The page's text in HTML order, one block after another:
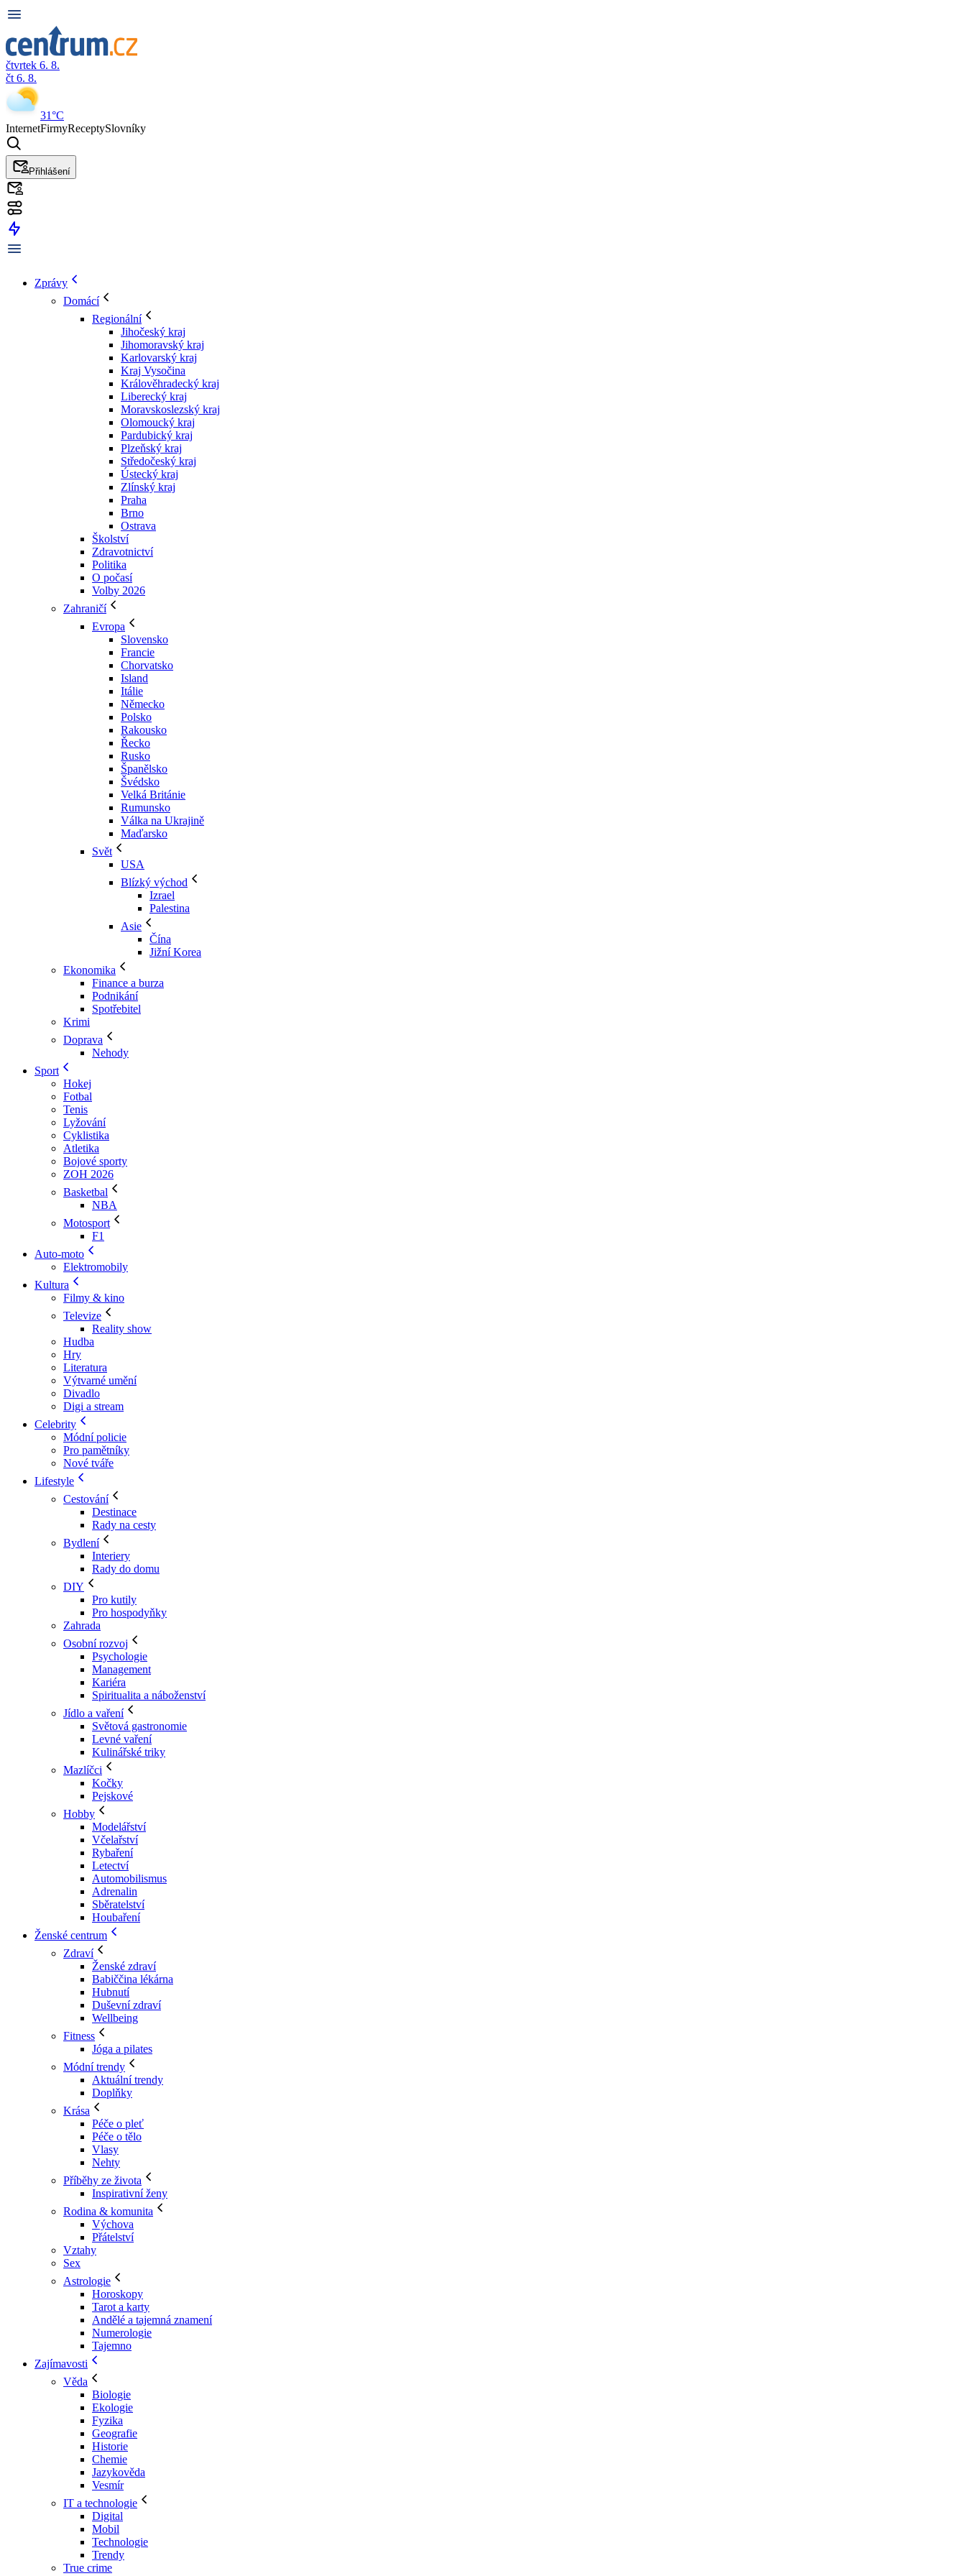
čtvrtek 6. 8.
čt 6. 8.
31°C
InternetFirmyReceptySlovníky
Přihlášení
Zprávy
Domácí
Regionální
Jihočeský kraj
Jihomoravský kraj
Karlovarský kraj
Kraj Vysočina
Králověhradecký kraj
Liberecký kraj
Moravskoslezský kraj
Olomoucký kraj
Pardubický kraj
Plzeňský kraj
Středočeský kraj
Ústecký kraj
Zlínský kraj
Praha
Brno
Ostrava
Školství
Zdravotnictví
Politika
O počasí
Volby 2026
Zahraničí
Evropa
Slovensko
Francie
Chorvatsko
Island
Itálie
Německo
Polsko
Rakousko
Řecko
Rusko
Španělsko
Švédsko
Velká Británie
Rumunsko
Válka na Ukrajině
Maďarsko
Svět
USA
Blízký východ
Izrael
Palestina
Asie
Čína
Jižní Korea
Ekonomika
Finance a burza
Podnikání
Spotřebitel
Krimi
Doprava
Nehody
Sport
Hokej
Fotbal
Tenis
Lyžování
Cyklistika
Atletika
Bojové sporty
ZOH 2026
Basketbal
NBA
Motosport
F1
Auto-moto
Elektromobily
Kultura
Filmy & kino
Televize
Reality show
Hudba
Hry
Literatura
Výtvarné umění
Divadlo
Digi a stream
Celebrity
Módní policie
Pro pamětníky
Nové tváře
Lifestyle
Cestování
Destinace
Rady na cesty
Bydlení
Interiery
Rady do domu
DIY
Pro kutily
Pro hospodyňky
Zahrada
Osobní rozvoj
Psychologie
Management
Kariéra
Spiritualita a náboženství
Jídlo a vaření
Světová gastronomie
Levné vaření
Kulinářské triky
Mazlíčci
Kočky
Pejskové
Hobby
Modelářství
Včelařství
Rybaření
Letectví
Automobilismus
Adrenalin
Sběratelství
Houbaření
Ženské centrum
Zdraví
Ženské zdraví
Babiččina lékárna
Hubnutí
Duševní zdraví
Wellbeing
Fitness
Jóga a pilates
Módní trendy
Aktuální trendy
Doplňky
Krása
Péče o pleť
Péče o tělo
Vlasy
Nehty
Příběhy ze života
Inspirativní ženy
Rodina & komunita
Výchova
Přátelství
Vztahy
Sex
Astrologie
Horoskopy
Tarot a karty
Andělé a tajemná znamení
Numerologie
Tajemno
Zajímavosti
Věda
Biologie
Ekologie
Fyzika
Geografie
Historie
Chemie
Jazykověda
Vesmír
IT a technologie
Digital
Mobil
Technologie
Trendy
True crime